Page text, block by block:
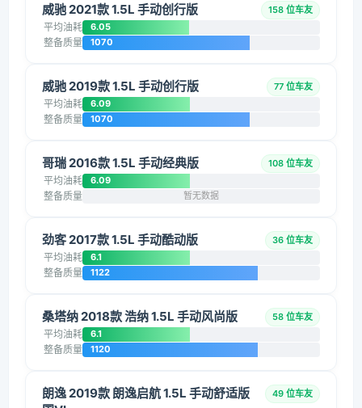
威驰 2021款 1.5L 手动创行版 158 位车友
平均油耗 6.05
整备质量 1070
威驰 2019款 1.5L 手动创行版 77 位车友
平均油耗 6.09
整备质量 1070
哥瑞 2016款 1.5L 手动经典版 108 位车友
平均油耗 6.09
整备质量 暂无数据
劲客 2017款 1.5L 手动酷动版 36 位车友
平均油耗 6.1
整备质量 1122
桑塔纳 2018款 浩纳 1.5L 手动风尚版 58 位车友
平均油耗 6.1
整备质量 1120
朗逸 2019款 朗逸启航 1.5L 手动舒适版
49 位车友